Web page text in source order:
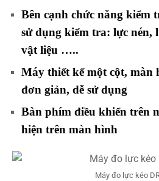
Bên cạnh chức năng kiểm
sử dụng kiểm tra: lực nén,
vật liệu …..
Máy thiết kế một cột, màn
đơn giản, dễ sử dụng
Bàn phím điều khiển trên
hiện trên màn hình
Máy đo lực kéo